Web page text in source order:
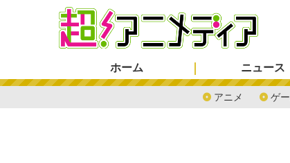
ホーム ニュース
アニメ ゲ